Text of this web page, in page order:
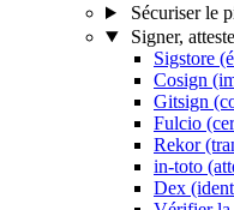
Sécuriser le
Signer,
Sigstore
Cosign
Gitsign
Fulcio
Rekor
in-toto
Dex